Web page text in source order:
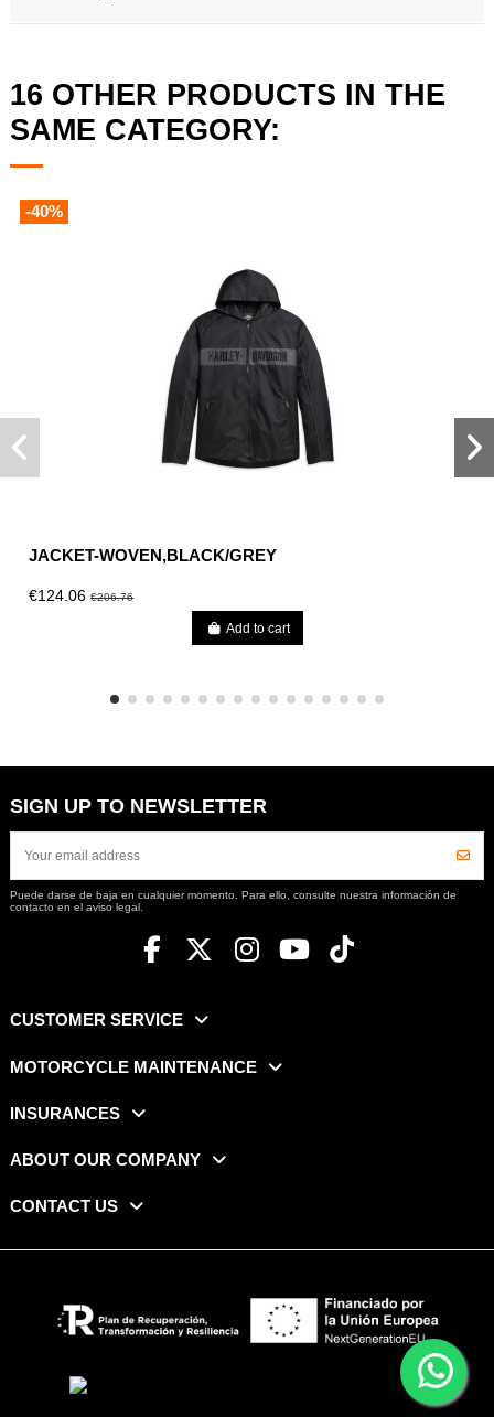
16 OTHER PRODUCTS IN THE
SAME CATEGORY:
-40%
JACKET-WOVEN,BLACK/GREY
€124.06€206.76
Add to cart
SIGN UP TO NEWSLETTER
Puede darse de baja en cualquier momento. Para ello, consulte nuestra información de
contacto en el aviso legal.
CUSTOMER SERVICE
MOTORCYCLE MAINTENANCE
INSURANCES
ABOUT OUR COMPANY
CONTACT US